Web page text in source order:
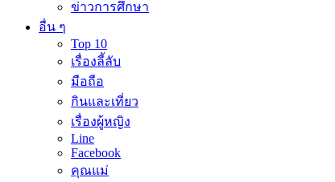
ข่าวการศึกษา
อื่น ๆ
Top 10
เรื่องลี้ลับ
มือถือ
กินและเที่ยว
เรื่องผู้หญิง
Line
Facebook
คุณแม่